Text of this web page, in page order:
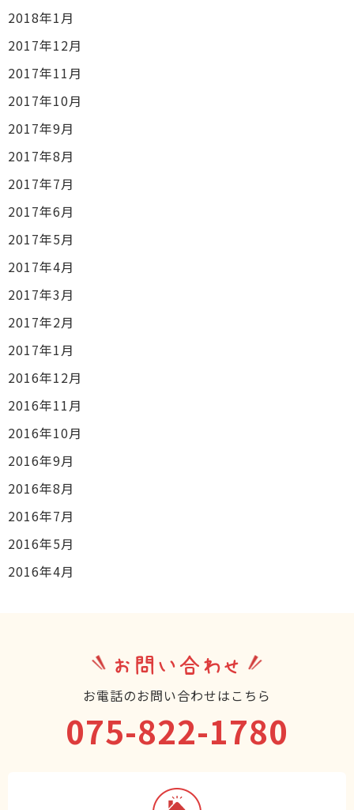
2018年1月
2017年12月
2017年11月
2017年10月
2017年9月
2017年8月
2017年7月
2017年6月
2017年5月
2017年4月
2017年3月
2017年2月
2017年1月
2016年12月
2016年11月
2016年10月
2016年9月
2016年8月
2016年7月
2016年5月
2016年4月
お問い合わせ
お電話のお問い合わせはこちら
075-822-1780